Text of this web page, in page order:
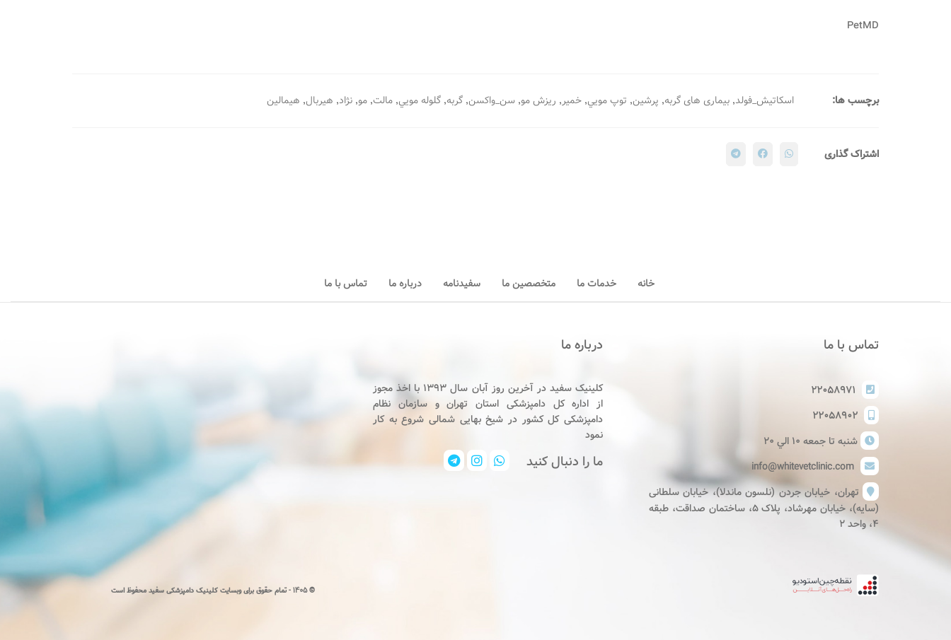
PetMD
برچسب ها: اسكاتيش_فولد, بیماری های گربه, پرشين, توپ مويي, خمير, ريزش مو, سن_واكسن, گربه, گلوله مويي, مالت, مو, نژاد, هيربال, هيمالين
اشتراک گذاری
خانه خدمات ما متخصصین ما سفیدنامه درباره ما تماس با ما
درباره ما
کلینیک سفید در آخرین روز آبان سال ۱۳۹۳ با اخذ مجوز
از اداره کل دامپزشکی استان تهران و سازمان نظام
دامپزشکی کل کشور در شیخ بهایی شمالی شروع به کار
نمود
ما را دنبال کنید
تماس با ما
۲۲۰۵۸۹۷۱
۲۲۰۵۸۹۰۲
شنبه تا جمعه ١٠ الي ٢٠
info@whitevetclinic.com
تهران، خیابان جردن (نلسون ماندلا)، خیابان سلطانی
(سایه)، خیابان مهرشاد، پلاک ۵، ساختمان صداقت، طبقه
۴، واحد ۲
©
1405 - تمام حقوق برای وبسایت کلینیک دامپزشکی سفید محفوظ است